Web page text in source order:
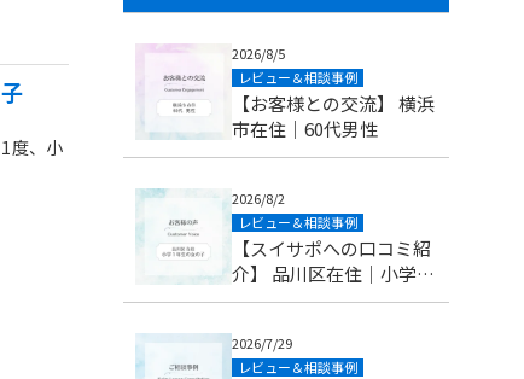
度、小
2026/8/5
レビュー＆相談事例
【お客様との交流】 横浜
市在住｜60代男性
2026/8/2
レビュー＆相談事例
【スイサポへの口コミ紹
介】 品川区在住｜小学1
年生(6歳)の女の子
2026/7/29
レビュー＆相談事例